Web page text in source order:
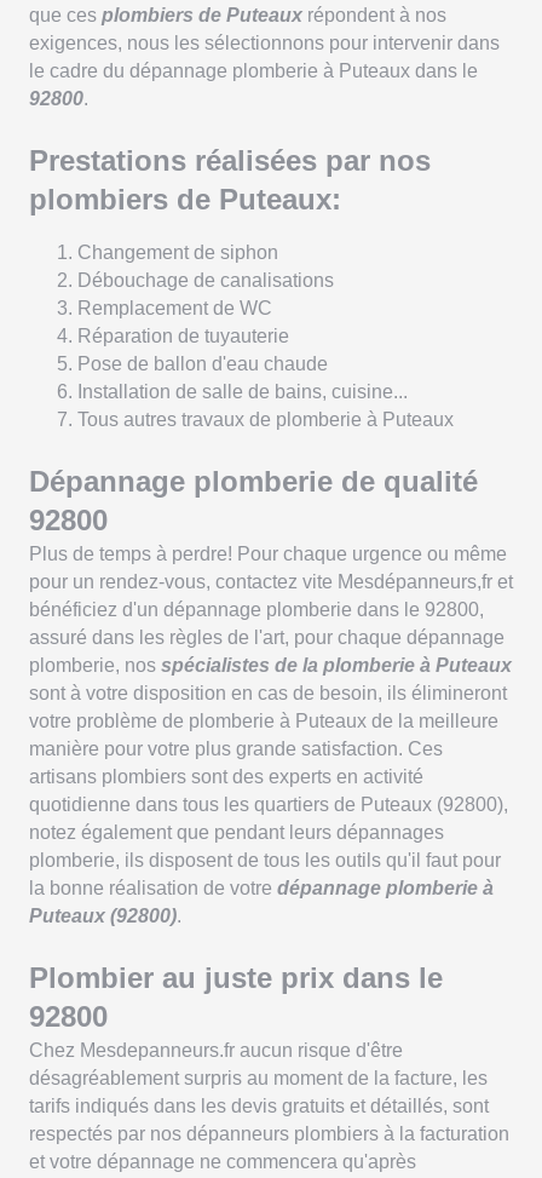
que ces plombiers de Puteaux répondent à nos
exigences, nous les sélectionnons pour intervenir dans
le cadre du dépannage plomberie à Puteaux dans le
92800.
Prestations réalisées par nos
plombiers de Puteaux:
Changement de siphon
Débouchage de canalisations
Remplacement de WC
Réparation de tuyauterie
Pose de ballon d'eau chaude
Installation de salle de bains, cuisine...
Tous autres travaux de plomberie à Puteaux
Dépannage plomberie de qualité
92800
Plus de temps à perdre! Pour chaque urgence ou même
pour un rendez-vous, contactez vite Mesdépanneurs,fr et
bénéficiez d'un dépannage plomberie dans le 92800,
assuré dans les règles de l'art, pour chaque dépannage
plomberie, nos spécialistes de la plomberie à Puteaux
sont à votre disposition en cas de besoin, ils élimineront
votre problème de plomberie à Puteaux de la meilleure
manière pour votre plus grande satisfaction. Ces
artisans plombiers sont des experts en activité
quotidienne dans tous les quartiers de Puteaux (92800),
notez également que pendant leurs dépannages
plomberie, ils disposent de tous les outils qu'il faut pour
la bonne réalisation de votre dépannage plomberie à
Puteaux (92800).
Plombier au juste prix dans le
92800
Chez Mesdepanneurs.fr aucun risque d'être
désagréablement surpris au moment de la facture, les
tarifs indiqués dans les devis gratuits et détaillés, sont
respectés par nos dépanneurs plombiers à la facturation
et votre dépannage ne commencera qu'après